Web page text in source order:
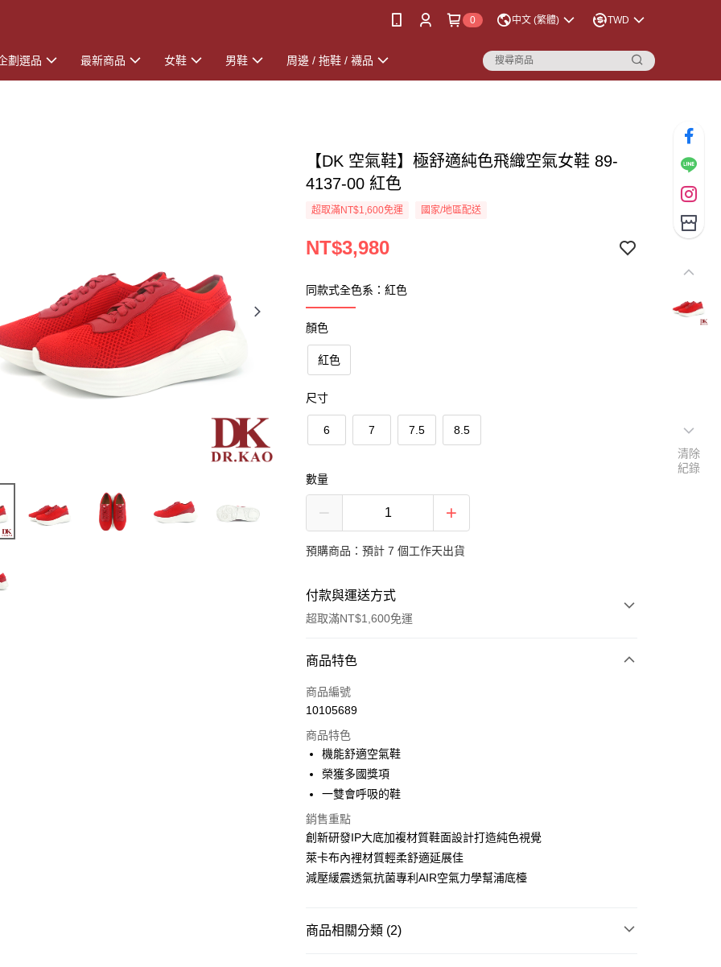
0 中文 (繁體) TWD
劃選品 最新商品 女鞋 男鞋 周邊 / 拖鞋 / 襪品
【DK 空氣鞋】極舒適純色飛織空氣女鞋 89-
4137-00 紅色
超取滿NT$1,600免運 國家/地區配送
NT$3,980
同款式全色系：紅色
顏色
紅色
尺寸
6 7 7.5 8.5
數量
預購商品：預計 7 個工作天出貨
付款與運送方式
超取滿NT$1,600免運
付款方式
信用卡一次付款
Apple Pay
街口支付
Google Pay
商品特色
商品編號
10105689
商品特色
機能舒適空氣鞋
榮獲多國獎項
一雙會呼吸的鞋
銷售重點
創新研發IP大底加複材質鞋面設計打造純色視覺
萊卡布內裡材質輕柔舒適延展佳
減壓緩震透氣抗菌專利AIR空氣力學幫浦底檯
商品相關分類 (2)
清除
紀錄